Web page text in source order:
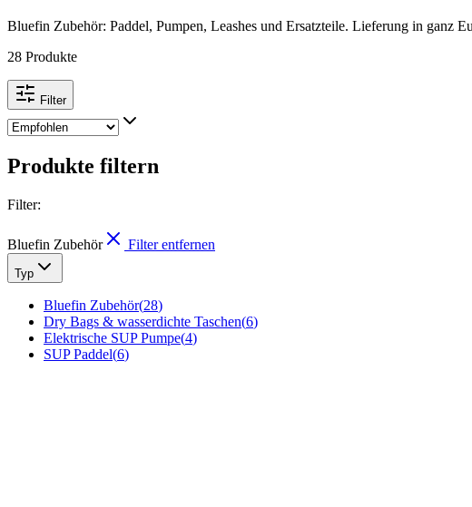
Bluefin Zubehör: Paddel, Pumpen, Leashes und Ersatzteile. Lieferung in ganz
28 Produkte
Filter
Produkte filtern
Filter:
Bluefin Zubehör Filter entfernen
Typ
Bluefin Zubehör(28)
Dry Bags & wasserdichte Taschen(6)
Elektrische SUP Pumpe(4)
SUP Paddel(6)